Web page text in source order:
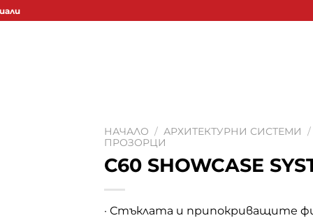
НАЧАЛО / АРХИТЕКТУРНИ СИСТЕМИ
/
ПРОЗОРЦИ
C60 SHOWCASE
· Стъклата и припокриващите